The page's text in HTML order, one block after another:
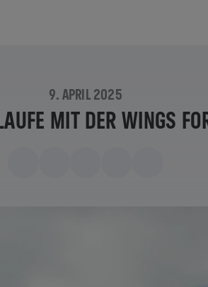
9. APRIL 2025
MIT DER WINGS